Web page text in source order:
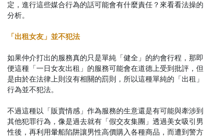
定，進行這些媒合行為的話可能會有什麼責任？來看看法操的
分析。
「出租女友」並不犯法
如果仲介打出的服務真的只是單純「健全」的約會行程，那即
便這種「一日女友出租」的服務可能會在道德上受到批評，但
是由於在法律上則沒有相關的罰則，所以這種單純的「出租」
行為並不犯法。
不過這種以「販賣情感」作為服務的生意還是有可能與牽涉到
其他犯罪行為，像是過去就有「假交友集團」透過美女吸引男
性後，再利用暈船陷阱讓男性高價購入各種商品，而遭到警方